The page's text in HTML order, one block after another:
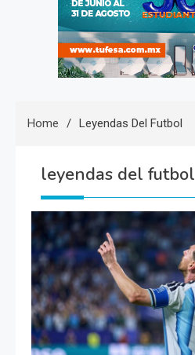
Home Leyendas Del Futbol
leyendas del futbol